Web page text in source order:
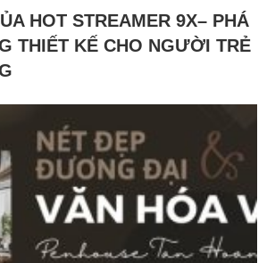
HOT STREAMER 9X– PHÁ
THIẾT KẾ CHO NGƯỜI TRẺ